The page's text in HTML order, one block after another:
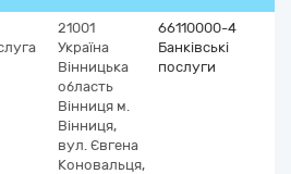
21001
Україна
Вінницька
область
Вінниця м.
Вінниця,
вул. Євгена
Коновальця,
66110000-4
Банківські
послуги